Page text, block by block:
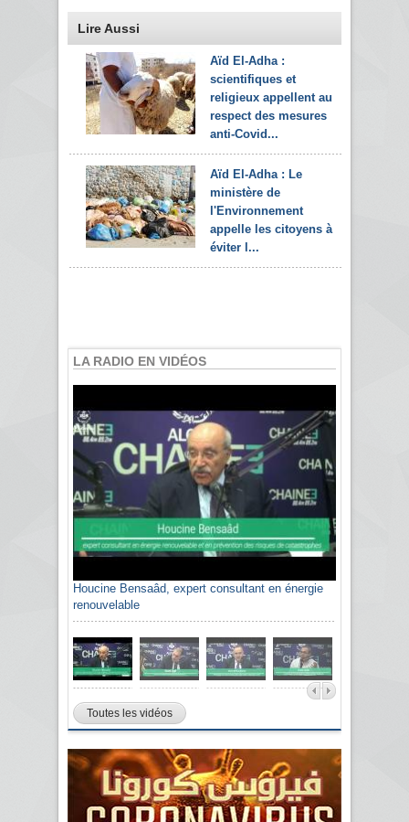
Lire Aussi
Aïd El-Adha :
scientifiques et
religieux appellent au
respect des mesures
anti-Covid...
Aïd El-Adha : Le
ministère de
l'Environnement
appelle les citoyens à
éviter l...
LA RADIO EN VIDÉOS
Houcine Bensaâd, expert consultant en énergie
renouvelable
Sami Agli, président de la Confédération
algérienne du patronat citoyen CAPC
Toutes les vidéos